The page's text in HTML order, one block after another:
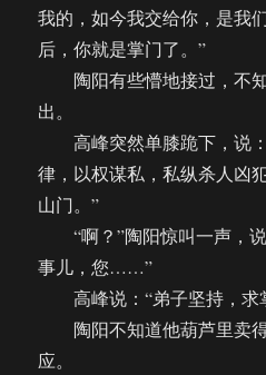
我的，如今我交给你，是我
后，你就是掌门了。”
陶阳有些懵地接过，不知
出。
高峰突然单膝跪下，说：
律，以权谋私，私纵杀人凶
山门。”
“啊？”陶阳惊叫一声，说
事儿，您……”
高峰说：“弟子坚持，求
陶阳不知道他葫芦里卖
应。